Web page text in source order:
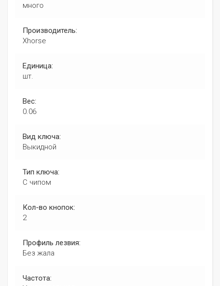
много
Производитель:
Xhorse
Единица:
шт.
Вес:
0.06
Вид ключа:
Выкидной
Тип ключа:
С чипом
Кол-во кнопок:
2
Профиль лезвия:
Без жала
Частота: